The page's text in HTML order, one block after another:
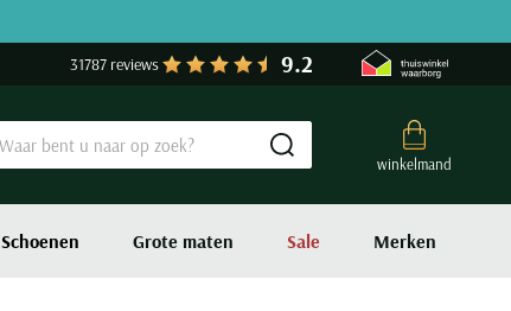
31787 reviews 9.2
winkelmand
Submit search
Schoenen Grote maten Sale Merken